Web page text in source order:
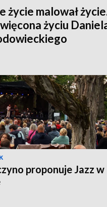
życie malował
życiu
proponuje Jazz w